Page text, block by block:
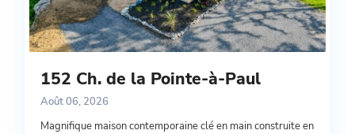
152 Ch. de la Pointe-à-Paul
Août 06, 2026
Magnifique maison contemporaine clé en main construite en